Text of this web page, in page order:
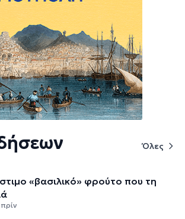
Όλες
«βασιλικό» φρούτο που τη